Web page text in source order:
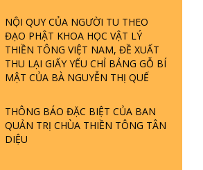
NỘI QUY CỦA NGƯỜI TU THEO
ĐẠO PHẬT KHOA HỌC VẬT LÝ
THIỀN TÔNG VIỆT NAM, ĐỀ XUẤT
THU LẠI GIẤY YẾU CHỈ BẢNG GỖ BÍ
MẬT CỦA BÀ NGUYỄN THỊ QUẾ
THÔNG BÁO ĐẶC BIỆT CỦA BAN
QUẢN TRỊ CHÙA THIỀN TÔNG TÂN
DIỆU
ĐÀNG Ở ĐÂU? ĐỊA NGỤC Ở ĐÂU?
ĐỨC CHÚA TRỜI LÀ AI? QUỶ SA
TĂNG? | TTTD
GIẢI ĐÁP THIỀN TÔNG ĐẶC BIỆT P22
- TẠI SAO TRÁI ĐẤT NHIỀU THIÊN TAI
GIẢI ĐÁP THIỀN TÔNG ĐẶC BIỆT P21